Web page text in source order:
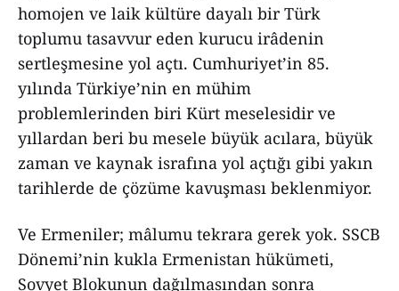
homojen ve laik kültüre dayalı bir Türk
toplumu tasavvur eden kurucu irâdenin
sertleşmesine yol açtı. Cumhuriyet’in 85.
yılında Türkiye’nin en mühim
problemlerinden biri Kürt meselesidir ve
yıllardan beri bu mesele büyük acılara, büyük
zaman ve kaynak israfına yol açtığı gibi yakın
tarihlerde de çözüme kavuşması beklenmiyor.
Ve Ermeniler; mâlumu tekrara gerek yok. SSCB
Dönemi’nin kukla Ermenistan hükümeti,
Sovyet Blokunun dağılmasından sonra